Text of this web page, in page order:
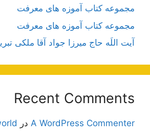
مجموعه کتاب آموزه های معرفت
مجموعه کتاب آموزه های معرفت
آیت اللَه حاج میرزا جواد آقا ملکی
Recent Comments
A WordPress Commenter در